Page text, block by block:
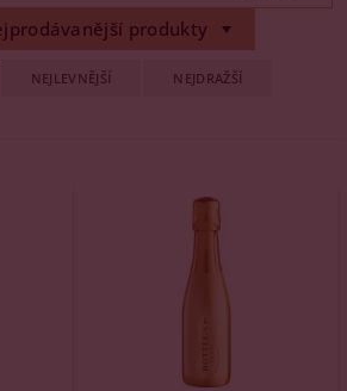
produkty
NEJLEVNĚJŠÍ NEJDRAŽŠÍ